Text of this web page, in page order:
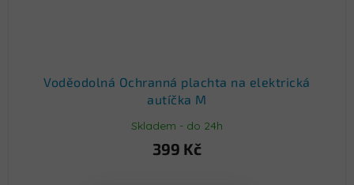
Voděodolná Ochranná plachta na elektrická
autíčka M
Skladem - do 24h
399 Kč